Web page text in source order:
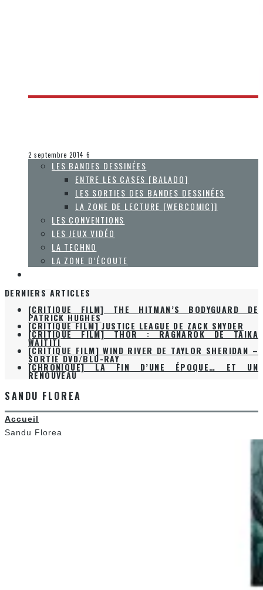
2 septembre 2014 6
LES BANDES DESSINÉES
ENTRE LES CASES [BALADO]
LES SORTIES DES BANDES DESSINÉES
LA ZONE DE LECTURE [WEBCOMIC]]
LES CONVENTIONS
LES JEUX VIDÉO
LA TECHNO
LA ZONE D’ÉCOUTE
DERNIERS ARTICLES
[CRITIQUE FILM] THE HITMAN’S BODYGUARD DE
PATRICK HUGHES
[CRITIQUE FILM] JUSTICE LEAGUE DE ZACK SNYDER
[CRITIQUE FILM] THOR : RAGNAROK DE TAIKA
WAITITI
[CRITIQUE FILM] WIND RIVER DE TAYLOR SHERIDAN –
SORTIE DVD/BLU-RAY
[CHRONIQUE] LA FIN D’UNE ÉPOQUE… ET UN
RENOUVEAU
SANDU FLOREA
Accueil
Sandu Florea